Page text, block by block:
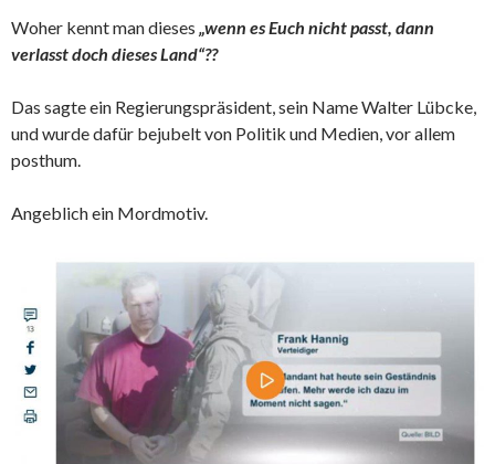
Woher kennt man dieses „wenn es Euch nicht passt, dann
verlasst doch dieses Land“??
Das sagte ein Regierungspräsident, sein Name Walter Lübcke,
und wurde dafür bejubelt von Politik und Medien, vor allem
posthum.
Angeblich ein Mordmotiv.